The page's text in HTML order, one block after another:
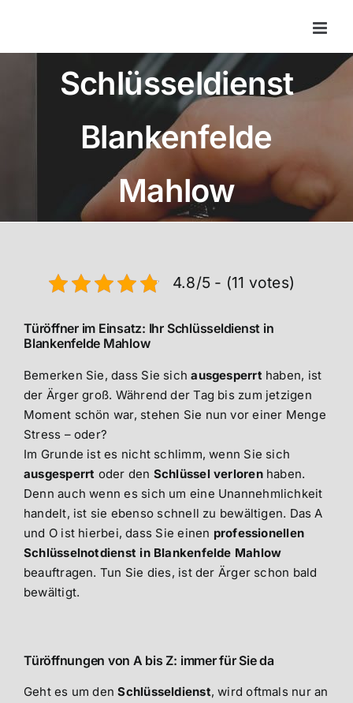
Schlüsseldienst
Blankenfelde
Mahlow
4.8/5 - (11 votes)
Türöffner im Einsatz: Ihr Schlüsseldienst in
Blankenfelde Mahlow
Bemerken Sie, dass Sie sichausgesperrt haben, ist
der Ärger groß. Während der Tag bis zum jetzigen
Moment schön war, stehen Sie nun vor einer Menge
Stress – oder?
Im Grunde ist es nicht schlimm, wenn Sie sich
ausgesperrt oder den Schlüssel verlorenhaben.
Denn auch wenn es sich um eine Unannehmlichkeit
handelt, ist sie ebenso schnell zu bewältigen. Das A
und O ist hierbei, dass Sie einen professionellen
Schlüsselnotdienst in Blankenfelde Mahlow
beauftragen. Tun Sie dies, ist der Ärger schon bald
bewältigt.
Türöffnungen von A bis Z: immer für Sie da
Geht es um denSchlüsseldienst, wird oftmals nur an